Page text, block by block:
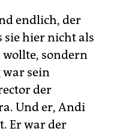
endlich, der
sie hier nicht als
sondern
war sein
der
Und er, Andi
Er war der